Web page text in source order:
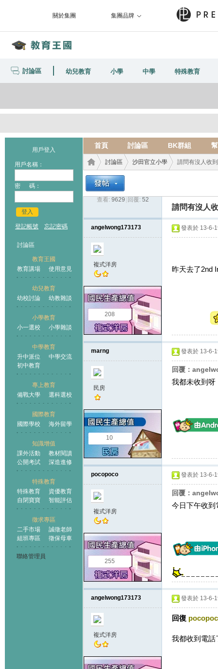
關於集團 集團品牌
討論區 幼兒教育 小學 中學 特殊教育
用戶登入
用戶名稱：
密 碼：
登入
登記帳號 忘記密碼
討論區
教育王國
教育講場
使用意見
幼兒教育
幼校討論
幼教雜談
小學教育
小一選校
小學雜談
中學教育
升中派位
中學交流
初中教育
專上教育
備戰大學
選科選校
國際教育
國際學校
海外留學
知識增值
課外活動
教材閱讀
公開考試
深造進修
特殊教育
特殊教育
資優教育
自閉寶寶
智能評估
徵求專區
二手市場
誠徵老師
組班專區
徵保母車
聯絡管理員
首頁 討論區 BK群組
王國
›
討論區
›
沙田官立小學 請問有沒人收
查看: 9629 回覆: 52
請問有沒人
angelwong173173
複式洋房
208
發表於 13-6-
昨天去了2nd
marng
民房
10
發表於 13-6-
回覆：
我都未收到呀
pocopoco
複式洋房
255
發表於 13-6-
回覆：
今日下午收到
angelwong173173
複式洋房
發表於 13-6-
回復
我都收到電話